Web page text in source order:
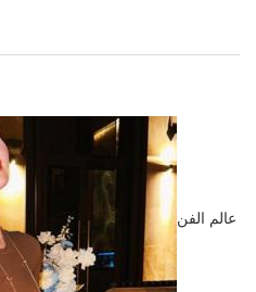
عالم الفن